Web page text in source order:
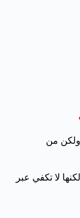
ولكن من
لا تكفي عبر